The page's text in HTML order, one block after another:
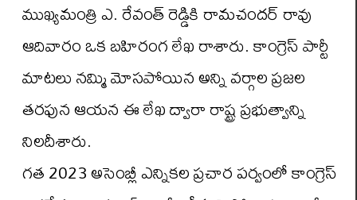
ముఖ్యమంత్రి ఎ. రేవంత్ రెడ్డికి రామచందర్ రావు
ఆదివారం ఒక బహిరంగ లేఖ రాశారు. కాంగ్రెస్ పార్టీ
మాటలు నమ్మి మోసపోయిన అన్ని వర్గాల ప్రజల
తరఫున ఆయన ఈ లేఖ ద్వారా రాష్ట్ర ప్రభుత్వాన్ని
నిలదీశారు.
గత 2023 అసెంబ్లీ ఎన్నికల ప్రచార పర్వంలో కాంగ్రెస్